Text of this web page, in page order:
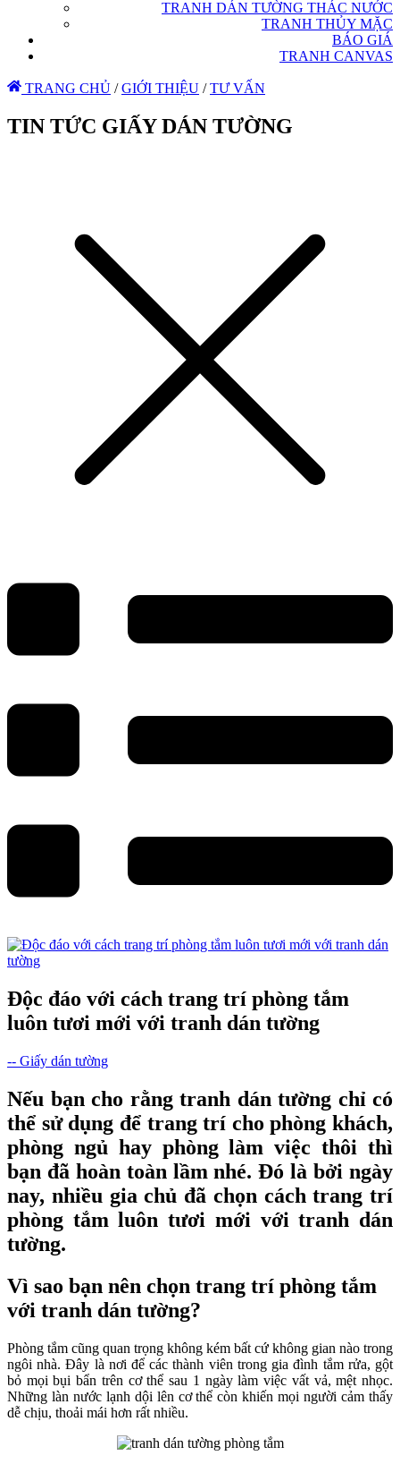
TRANH DÁN TƯỜNG THÁC NƯỚC
TRANH THỦY MẶC
BÁO GIÁ
TRANH CANVAS
TRANG CHỦ / GIỚI THIỆU / TƯ VẤN
TIN TỨC GIẤY DÁN TƯỜNG
Độc đáo với cách trang trí phòng tắm
luôn tươi mới với tranh dán tường
-- Giấy dán tường
Nếu bạn cho rằng tranh dán tường chỉ có
thể sử dụng để trang trí cho phòng khách,
phòng ngủ hay phòng làm việc thôi thì
bạn đã hoàn toàn lầm nhé. Đó là bởi ngày
nay, nhiều gia chủ đã chọn cách trang trí
phòng tắm luôn tươi mới với tranh dán
tường.
Vì sao bạn nên chọn trang trí phòng tắm
với tranh dán tường?
Phòng tắm cũng quan trọng không kém bất cứ không gian nào trong
ngôi nhà. Đây là nơi để các thành viên trong gia đình tắm rửa, gột
bỏ mọi bụi bẩn trên cơ thể sau 1 ngày làm việc vất vả, mệt nhọc.
Những làn nước lạnh dội lên cơ thể còn khiến mọi người cảm thấy
dễ chịu, thoải mái hơn rất nhiều.